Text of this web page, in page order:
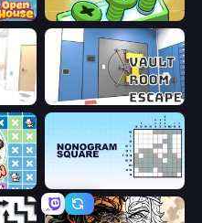
Screw Out: Bolts and Nuts
Vault Room Escape